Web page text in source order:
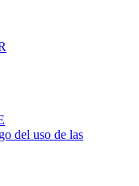
del uso de las